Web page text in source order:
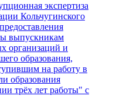
экспертиза
Кольчугинского
выпускникам
организаций и
образования,
на работу в
образования
трёх лет работы" с